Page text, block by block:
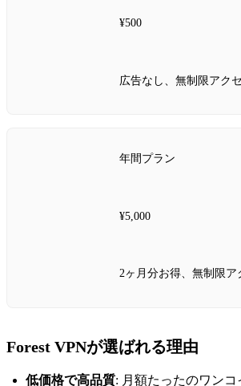
¥500
広告なし、無制限アク
年間プラン
¥5,000
2ヶ月分お得、無制限ア
Forest VPNが選ばれる理由
低価格で高品質: 月額たったのワン